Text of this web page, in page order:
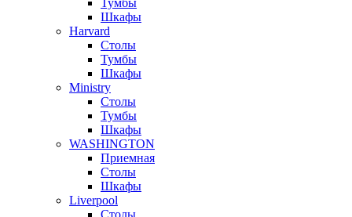
Тумбы
Шкафы
Harvard
Столы
Тумбы
Шкафы
Ministry
Столы
Тумбы
Шкафы
WASHINGTON
Приемная
Столы
Шкафы
Liverpool